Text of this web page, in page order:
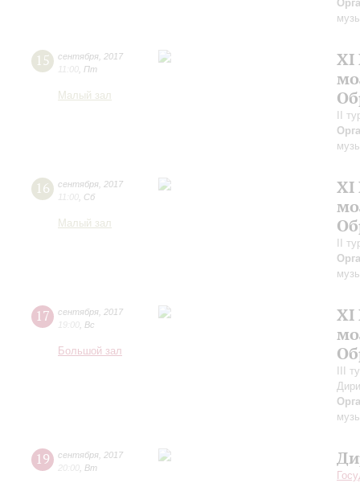
15 сентября 2017
Пт
Малый зал
XI
II
16 сентября 2017
Сб
Малый зал
XI
II
17 сентября 2017
19:00
Вс
Большой зал
XI
III
19 сентября 2017
Вт